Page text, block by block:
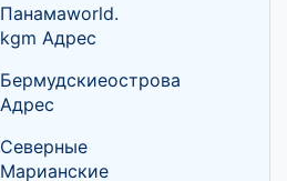
Панамаworld.
kgm Адрес
Бермудскиеострова
Адрес
Северные
Марианские